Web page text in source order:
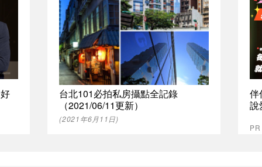
台北101必拍私房攝點全記錄
（2021/06/11更新）
(2021年6月11日)
伴
說